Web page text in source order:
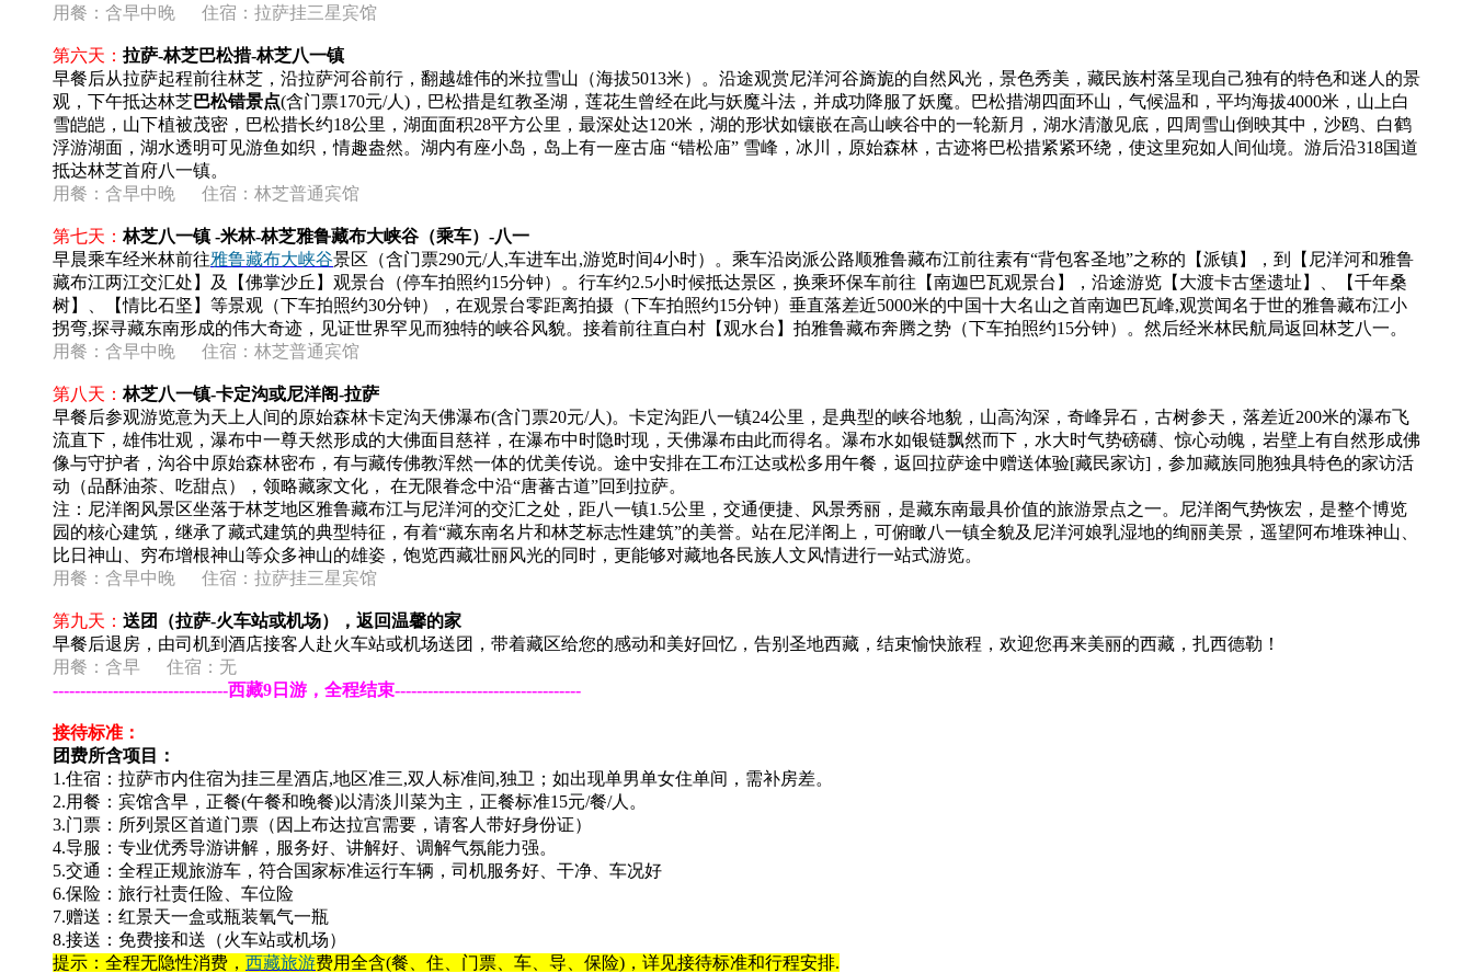
用餐： 含早中晚 住宿：拉萨挂三星宾馆
第六天： 拉萨-林芝巴松措-林芝八一镇
早餐后从拉萨起程前往林芝，沿拉萨河谷前行，翻越雄伟的米拉雪山（海拔5013米）。沿途观赏尼洋河谷旖旎的自然风光，景色秀美，藏民族村落呈现自己独有的特色和迷人的景
观，下午抵达林芝巴松错景点(含门票170元/人)，巴松措是红教圣湖，莲花生曾经在此与妖魔斗法，并成功降服了妖魔。巴松措湖四面环山，气候温和，平均海拔4000米，山上白
雪皑皑，山下植被茂密，巴松措长约18公里，湖面面积28平方公里，最深处达120米，湖的形状如镶嵌在高山峡谷中的一轮新月，湖水清澈见底，四周雪山倒映其中，沙鸥、白鹤
浮游湖面，湖水透明可见游鱼如织，情趣盎然。湖内有座小岛，岛上有一座古庙 “错松庙” 雪峰，冰川，原始森林，古迹将巴松措紧紧环绕，使这里宛如人间仙境。游后沿318国道
抵达林芝首府八一镇。
用餐： 含早中晚 住宿：林芝普通宾馆
第七天：林芝八一镇 -米林-林芝雅鲁藏布大峡谷（乘车）-八一
早晨乘车经米林前往雅鲁藏布大峡谷景区（含门票290元/人,车进车出,游览时间4小时）。乘车沿岗派公路顺雅鲁藏布江前往素有“背包客圣地”之称的【派镇】，到【尼洋河和雅鲁
藏布江两江交汇处】及【佛掌沙丘】观景台（停车拍照约15分钟）。行车约2.5小时候抵达景区，换乘环保车前往【南迦巴瓦观景台】，沿途游览【大渡卡古堡遗址】、【千年桑
树】、【情比石坚】等景观（下车拍照约30分钟），在观景台零距离拍摄（下车拍照约15分钟）垂直落差近5000米的中国十大名山之首南迦巴瓦峰,观赏闻名于世的雅鲁藏布江小
拐弯,探寻藏东南形成的伟大奇迹，见证世界罕见而独特的峡谷风貌。接着前往直白村【观水台】拍雅鲁藏布奔腾之势（下车拍照约15分钟）。然后经米林民航局返回林芝八一。
用餐： 含早中晚 住宿： 林芝普通宾馆
第八天：林芝八一镇-卡定沟或尼洋阁-拉萨
早餐后参观游览意为天上人间的原始森林卡定沟天佛瀑布(含门票20元/人)。卡定沟距八一镇24公里，是典型的峡谷地貌，山高沟深，奇峰异石，古树参天，落差近200米的瀑布飞
流直下，雄伟壮观，瀑布中一尊天然形成的大佛面目慈祥，在瀑布中时隐时现，天佛瀑布由此而得名。瀑布水如银链飘然而下，水大时气势磅礴、惊心动魄，岩壁上有自然形成佛
像与守护者，沟谷中原始森林密布，有与藏传佛教浑然一体的优美传说。途中安排在工布江达或松多用午餐，返回拉萨途中赠送体验[藏民家访]，参加藏族同胞独具特色的家访活
动（品酥油茶、吃甜点），领略藏家文化， 在无限眷念中沿“唐蕃古道”回到拉萨。
注：尼洋阁风景区坐落于林芝地区雅鲁藏布江与尼洋河的交汇之处，距八一镇1.5公里，交通便捷、风景秀丽，是藏东南最具价值的旅游景点之一。尼洋阁气势恢宏，是整个博览
园的核心建筑，继承了藏式建筑的典型特征，有着“藏东南名片和林芝标志性建筑”的美誉。站在尼洋阁上，可俯瞰八一镇全貌及尼洋河娘乳湿地的绚丽美景，遥望阿布堆珠神山、
比日神山、穷布增根神山等众多神山的雄姿，饱览西藏壮丽风光的同时，更能够对藏地各民族人文风情进行一站式游览。
用餐：含早中晚 住宿：拉萨挂三星宾馆
第九天： 送团（拉萨-火车站或机场），返回温馨的家
早餐后退房，由司机到酒店接客人赴火车站或机场送团，带着藏区给您的感动和美好回忆，告别圣地西藏，结束愉快旅程，欢迎您再来美丽的西藏，扎西德勒！
用餐： 含早 住宿：无
--------------------------------西藏9日游，全程结束----------------------------------
接待标准：
团费所含项目：
1.住宿：拉萨市内住宿为挂三星酒店,地区准三,双人标准间,独卫；如出现单男单女住单间，需补房差。
2.用餐：宾馆含早，正餐(午餐和晚餐)以清淡川菜为主，正餐标准15元/餐/人。
3.门票：所列景区首道门票（因上布达拉宫需要，请客人带好身份证）
4.导服：专业优秀导游讲解，服务好、讲解好、调解气氛能力强。
5.交通：全程正规旅游车，符合国家标准运行车辆，司机服务好、干净、车况好
6.保险：旅行社责任险、车位险
7.赠送：红景天一盒或瓶装氧气一瓶
8.接送：免费接和送（火车站或机场）
提示：全程无隐性消费， 西藏旅游费用全含(餐、住、门票、车、导、保险)，详见接待标准和行程安排.